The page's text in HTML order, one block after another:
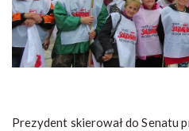
Prezydent skierował do Senatu